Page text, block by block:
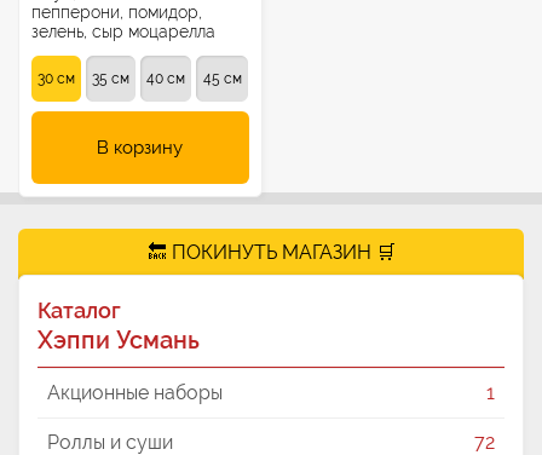
пепперони, помидор,
зелень, сыр моцарелла
30 см 35 см 40 см 45 см
В корзину
🔙 ПОКИНУТЬ МАГАЗИН 🛒
Каталог
Хэппи Усмань
Акционные наборы 1
Роллы и суши 72